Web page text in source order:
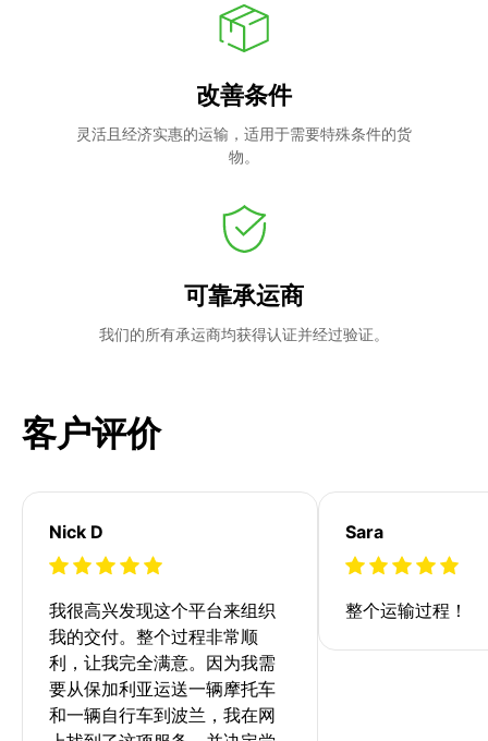
改善条件
灵活且经济实惠的运输，适用于需要特殊条件的货
物。
可靠承运商
我们的所有承运商均获得认证并经过验证。
客户评价
Nick D
我很高兴发现这个平台来组织
我的交付。整个过程非常顺
利，让我完全满意。因为我需
要从保加利亚运送一辆摩托车
和一辆自行车到波兰，我在网
Sara
整个运输过程！